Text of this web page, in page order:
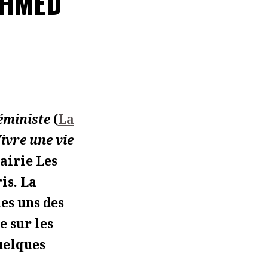
(La
une vie
Les
La
uns des
sur les